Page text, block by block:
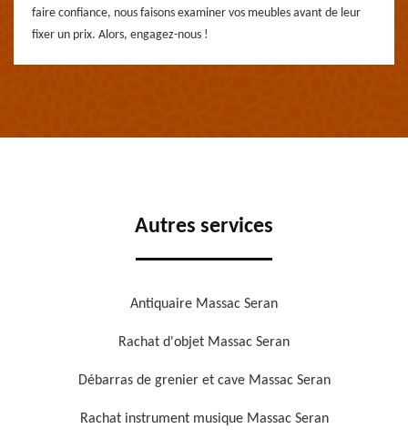
faire confiance, nous faisons examiner vos meubles avant de leur
fixer un prix. Alors, engagez-nous !
Autres services
Antiquaire Massac Seran
Rachat d'objet Massac Seran
Débarras de grenier et cave Massac Seran
Rachat instrument musique Massac Seran